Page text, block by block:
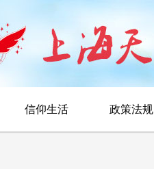
信仰生活 政策法规